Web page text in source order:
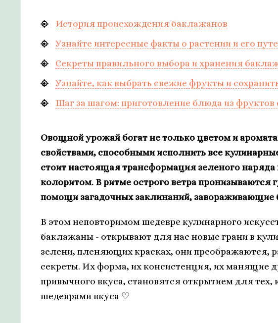
История происхождения баклажанов
Узнайте интересные факты о растении и его
Секреты правильного выбора и хранения
Узнайте, как выбрать свежие фрукты и
Шаг за шагом: приготовление блюда из фруктов
Овощной урожай богат не только цветом и
свойствами, способными исполнить все
стоит настоящая трансформация зеленого
колоритом. В ритме острого ветра пронизываются
помощи загадочных заклинаний, завораживающие
В этом неповторимом шедевре кулинарного
баклажаны - открывают для нас новые грани в
зелени, пленяющих красках, они преображаются,
секреты. Их форма, их консистенция, их манящие
привычного вкуса, становятся открытием для тех,
шедеврами вкуса ♡